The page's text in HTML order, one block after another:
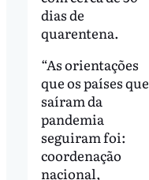
dias de
quarentena.
“As orientações
que os países que
saíram da
pandemia
seguiram foi:
coordenação
nacional,